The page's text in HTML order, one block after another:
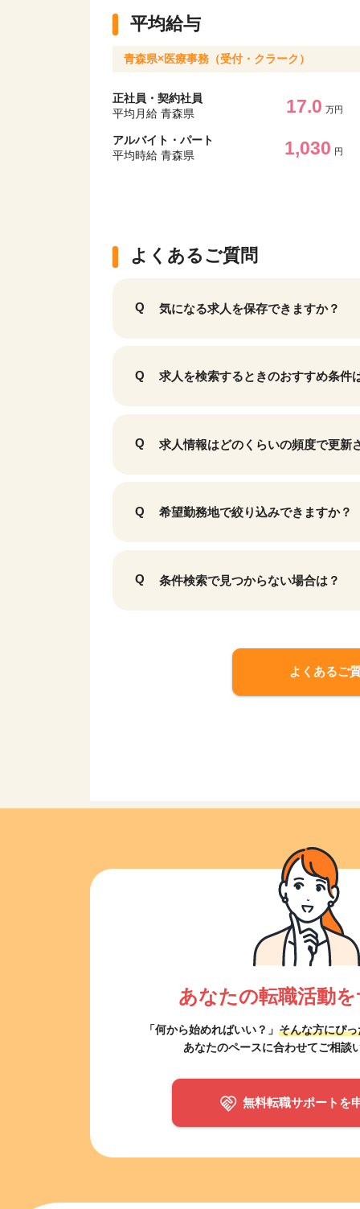
平均給与
青森県×医療事務（受付・クラーク）
正社員・契約社員
平均月給 青森県
17.0 万円
アルバイト・パート
平均時給 青森県
1,030 円
よくあるご質問
気になる求人を保存できますか？
求人を検索するときのおすすめ条件
求人情報はどのくらいの頻度で更新
希望勤務地で絞り込みできますか？
条件検索で見つからない場合は？
よくあるご
あなたの転職活動
「何から始めればいい？」 そんな方にぴ
あなたのペースに合わせてご相談
無料転職サポートを
17,050 件